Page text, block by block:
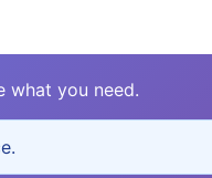
what you need.